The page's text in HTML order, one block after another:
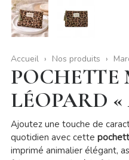
Accueil Nos produits
POCHETTE
LÉOPARD
Ajoutez une touche de
quotidien avec cette
imprimé animalier élégant,